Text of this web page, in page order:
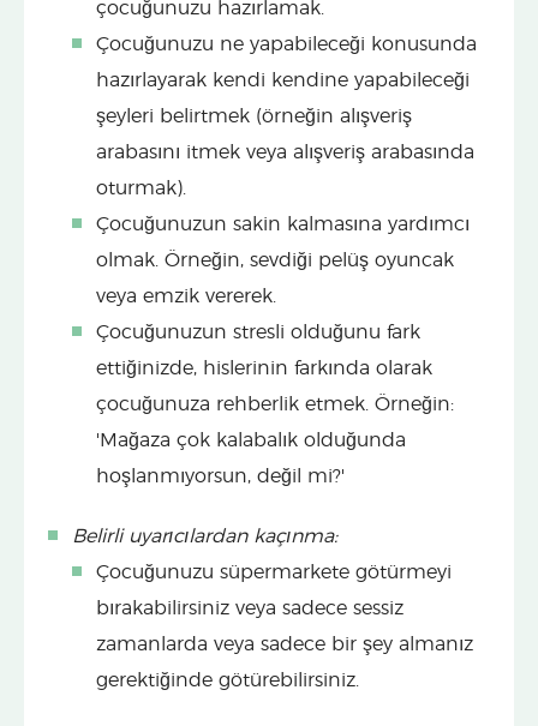
çocuğunuzu hazırlamak.
Çocuğunuzu ne yapabileceği konusunda
hazırlayarak kendi kendine yapabileceği
şeyleri belirtmek (örneğin alışveriş
arabasını itmek veya alışveriş arabasında
oturmak).
Çocuğunuzun sakin kalmasına yardımcı
olmak. Örneğin, sevdiği pelüş oyuncak
veya emzik vererek.
Çocuğunuzun stresli olduğunu fark
ettiğinizde, hislerinin farkında olarak
çocuğunuza rehberlik etmek. Örneğin:
'Mağaza çok kalabalık olduğunda
hoşlanmıyorsun, değil mi?'
Belirli uyarıcılardan kaçınma:
Çocuğunuzu süpermarkete götürmeyi
bırakabilirsiniz veya sadece sessiz
zamanlarda veya sadece bir şey almanız
gerektiğinde götürebilirsiniz.